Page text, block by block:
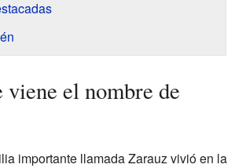
viene el nombre de
importante llamada Zarauz vivió en la